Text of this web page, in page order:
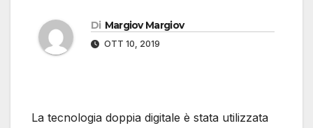
Di Margiov Margiov
OTT 10, 2019
La tecnologia doppia digitale è stata utilizzata